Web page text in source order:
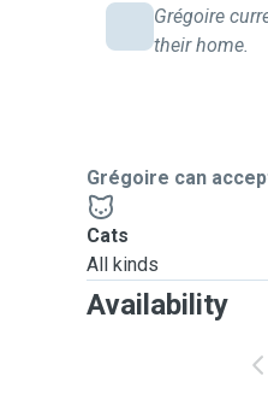
Grégoire
their home.
Grégoire can
Cats
All kinds
Availability